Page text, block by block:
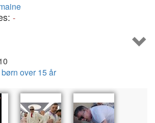
-
over 15 år